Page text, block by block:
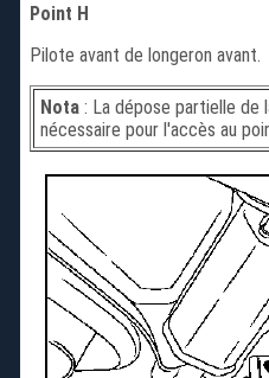
Point H
Pilote avant de longeron avant.
Nota: La dépose partielle de
nécessaire pour l'accès au